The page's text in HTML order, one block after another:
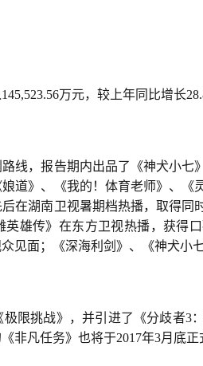
万元，较上年同比增长
线，报告期内出品了《神犬小七
娘道》、《我的！体育老师》、
在湖南卫视暑期档热播，取得
雄传》在东方卫视热播，获得
见面；《深海利剑》、《神犬小
限挑战》，并引进了《分歧者3
非凡任务》也将于2017年3月底正